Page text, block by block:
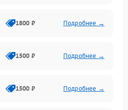
1800 ₽ Подробнее →
1500 ₽ Подробнее →
1500 ₽ Подробнее →